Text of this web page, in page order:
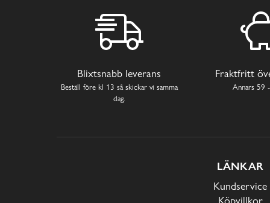
Blixtsnabb leverans
Beställ före kl 13 så skickar vi samma
dag.
Fraktfritt
Annars 59
LÄNKAR
Kundservice
Köpvillkor